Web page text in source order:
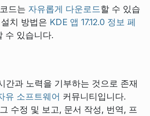
드는 자유롭게 다운로드할 수 있습
치 방법은 KDE 앱 17.12.0 정보 페
수 있습니다.
간과 노력을 기부하는 것으로 존재
유 소프트웨어 커뮤니티입니다.
수정 및 보고, 문서 작성, 번역, 프